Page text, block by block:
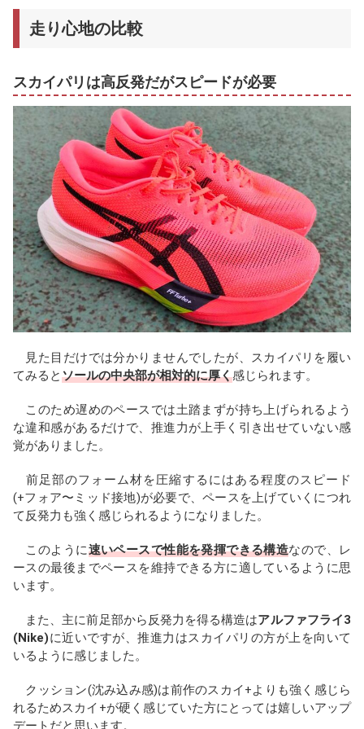
走り心地の比較
スカイパリは高反発だがスピードが必要
見た目だけでは分かりませんでしたが、スカイパリを履い
てみるとソールの中央部が相対的に厚く感じられます。
このため遅めのペースでは土踏まずが持ち上げられるよう
な違和感があるだけで、推進力が上手く引き出せていない感
覚がありました。
前足部のフォーム材を圧縮するにはある程度のスピード
(+フォア〜ミッド接地)が必要で、ペースを上げていくにつれ
て反発力も強く感じられるようになりました。
このように速いペースで性能を発揮できる構造なので、レ
ースの最後までペースを維持できる方に適しているように思
います。
また、主に前足部から反発力を得る構造はアルファフライ3
(Nike)に近いですが、推進力はスカイパリの方が上を向いて
いるように感じました。
クッション(沈み込み感)は前作のスカイ+よりも強く感じら
れるためスカイ+が硬く感じていた方にとっては嬉しいアップ
デートだと思います。